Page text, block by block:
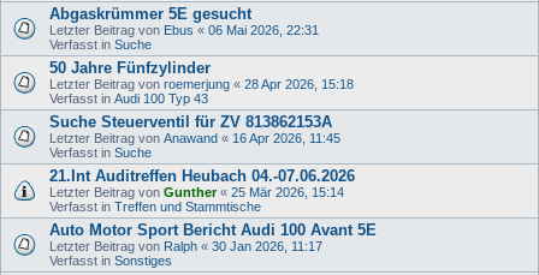
Abgaskrümmer 5E gesucht
Letzter Beitrag von Ebus « 06 Mai 2026, 22:31
Verfasst in Suche
50 Jahre Fünfzylinder
Letzter Beitrag von roemerjung « 28 Apr 2026, 15:18
Verfasst in Audi 100 Typ 43
Suche Steuerventil für ZV 813862153A
Letzter Beitrag von Anawand « 16 Apr 2026, 11:45
Verfasst in Suche
21.Int Auditreffen Heubach 04.-07.06.2026
Letzter Beitrag von Gunther« 25 Mär 2026, 15:14
Verfasst in Treffen und Stammtische
Auto Motor Sport Bericht Audi 100 Avant 5E
Letzter Beitrag von Ralph « 30 Jan 2026, 11:17
Verfasst in Sonstiges